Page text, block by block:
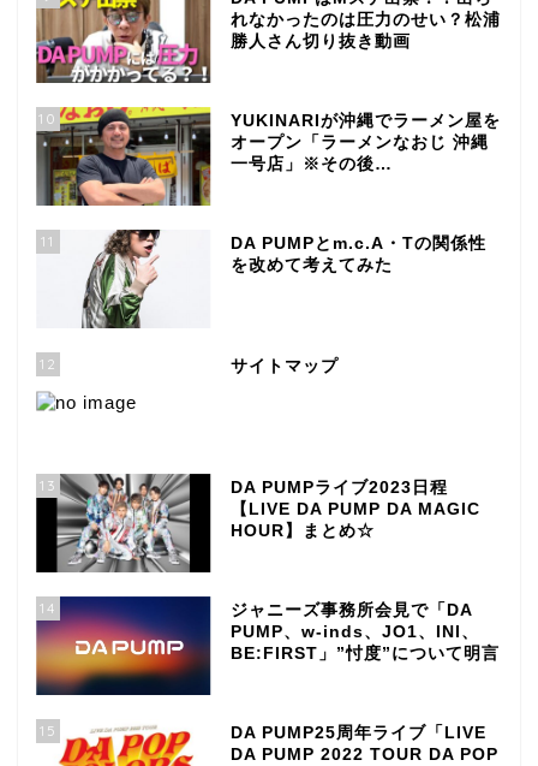
れなかったのは圧力のせい？松浦
勝人さん切り抜き動画
10
YUKINARIが沖縄でラーメン屋を
オープン「ラーメンなおじ 沖縄
一号店」※その後…
11
DA PUMPとm.c.A・Tの関係性
を改めて考えてみた
12 サイトマップ
13
DA PUMPライブ2023日程
【LIVE DA PUMP DA MAGIC
HOUR】まとめ☆
14
ジャニーズ事務所会見で「DA
PUMP、w-inds、JO1、INI、
BE:FIRST」”忖度”について明言
15
DA PUMP25周年ライブ「LIVE
DA PUMP 2022 TOUR DA POP